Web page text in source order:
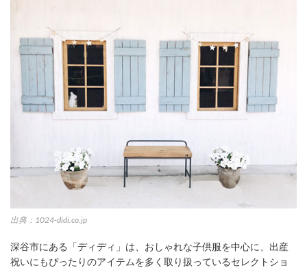
出典：1024-didi.co.jp
深谷市にある「ディディ」は、おしゃれな子供服を中心に、出産
祝いにもぴったりのアイテムを多く取り扱っているセレクトショ